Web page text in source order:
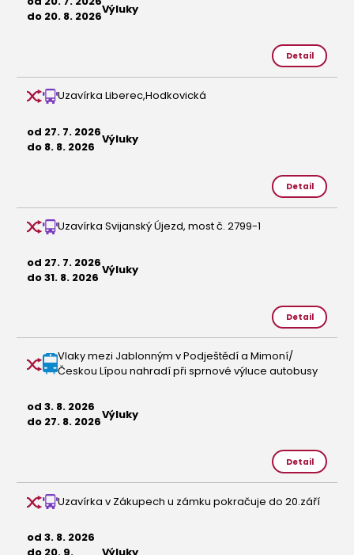
do 20. 8. 2026Výluky
Detail
Uzavírka Liberec,Hodkovická
od 27. 7. 2026
do 8. 8. 2026 Výluky
Detail
Uzavírka Svijanský Újezd, most č. 2799-1
od 27. 7. 2026
do 31. 8. 2026 Výluky
Detail
Vlaky mezi Jablonným v Podještědí a Mimoní/
Českou Lípou nahradí při sprnové výluce autobusy
od 3. 8. 2026
do 27. 8. 2026Výluky
Detail
Uzavírka v Zákupech u zámku pokračuje do 20.září
od 3. 8. 2026